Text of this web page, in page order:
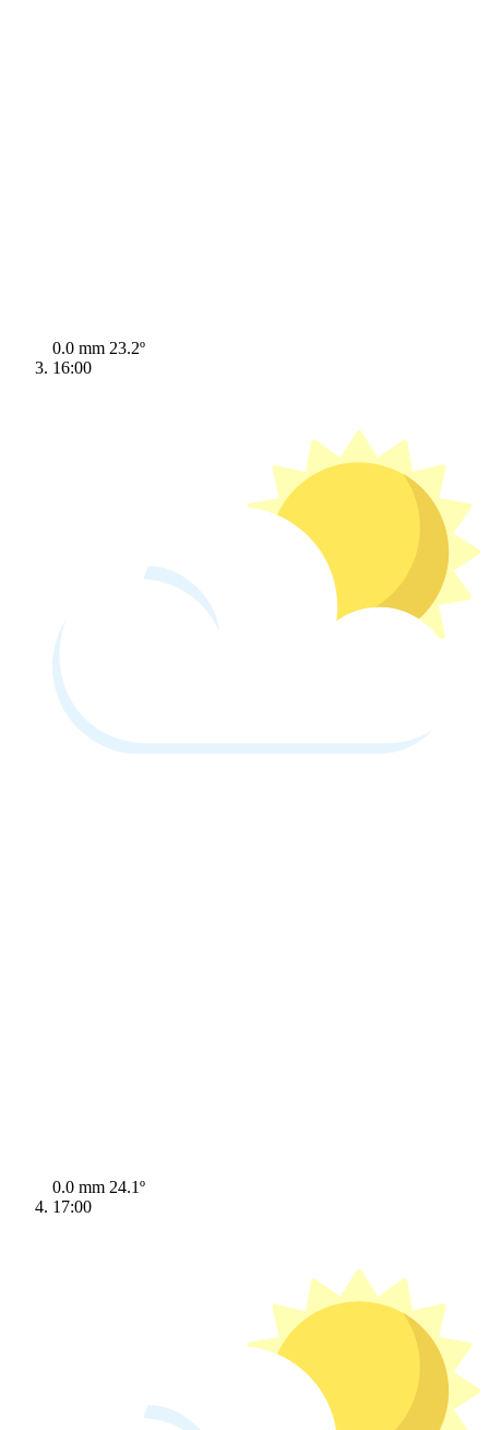
0.0 mm 23.2º
16:00
0.0 mm 24.1º
17:00